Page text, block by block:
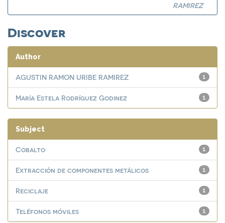
RAMIREZ
Discover
Author
1
AGUSTIN RAMON URIBE RAMIREZ
1
María Estela Rodríguez Godinez
Subject
1
Cobalto
1
Extracción de componentes metálicos
1
Reciclaje
1
Teléfonos móviles